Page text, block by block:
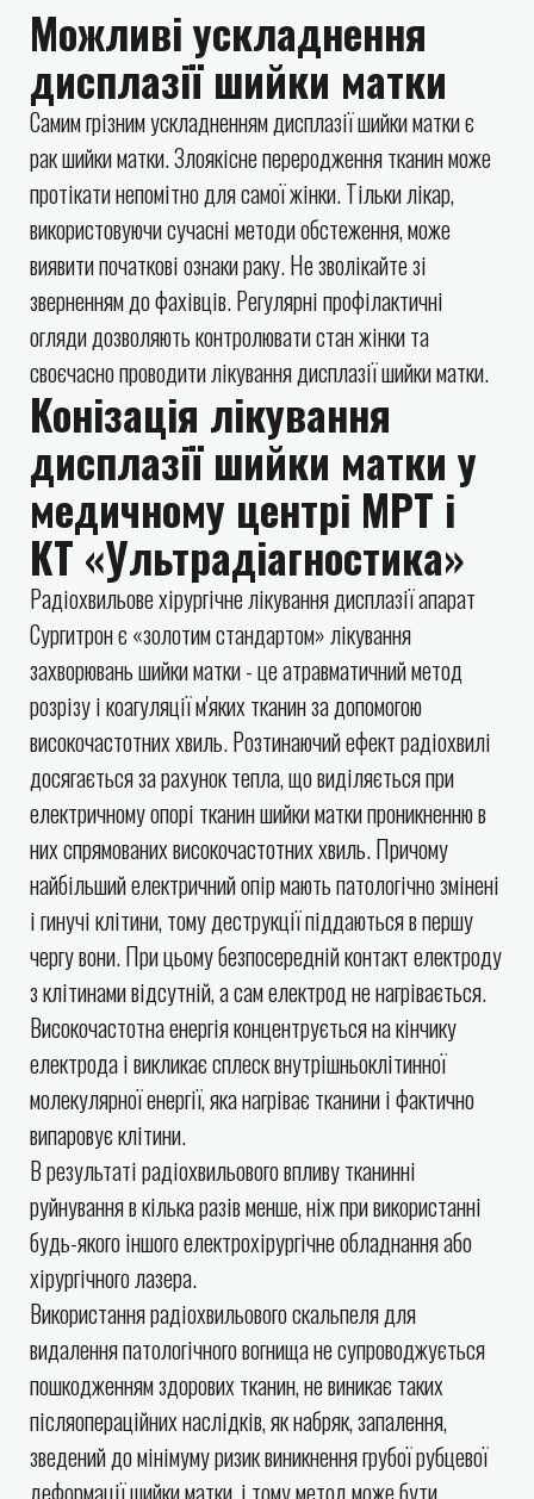
Можливі ускладнення
дисплазії шийки матки
Самим грізним ускладненням дисплазії шийки матки є
рак шийки матки. Злоякісне переродження тканин може
протікати непомітно для самої жінки. Тільки лікар,
використовуючи сучасні методи обстеження, може
виявити початкові ознаки раку. Не зволікайте зі
зверненням до фахівців. Регулярні профілактичні
огляди дозволяють контролювати стан жінки та
своєчасно проводити лікування дисплазії шийки матки.
Конізація лікування
дисплазії шийки матки у
медичному центрі МРТ і
КТ «Ультрадіагностика»
Радіохвильове хірургічне лікування дисплазії апарат
Сургитрон є «золотим стандартом» лікування
захворювань шийки матки - це атравматичний метод
розрізу і коагуляції м'яких тканин за допомогою
високочастотних хвиль. Розтинаючий ефект радіохвилі
досягається за рахунок тепла, що виділяється при
електричному опорі тканин шийки матки проникненню в
них спрямованих високочастотних хвиль. Причому
найбільший електричний опір мають патологічно змінені
і гинучі клітини, тому деструкції піддаються в першу
чергу вони. При цьому безпосередній контакт електроду
з клітинами відсутній, а сам електрод не нагрівається.
Високочастотна енергія концентрується на кінчику
електрода і викликає сплеск внутрішньоклітинної
молекулярної енергії, яка нагріває тканини і фактично
випаровує клітини.
В результаті радіохвильового впливу тканинні
руйнування в кілька разів менше, ніж при використанні
будь-якого іншого електрохірургічне обладнання або
хірургічного лазера.
Використання радіохвильового скальпеля для
видалення патологічного вогнища не супроводжується
пошкодженням здорових тканин, не виникає таких
післяопераційних наслідків, як набряк, запалення,
зведений до мінімуму ризик виникнення грубої рубцевої
деформації шийки матки, і тому метод може бути